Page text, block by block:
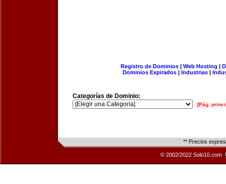
Registro de Dominios| Web Hosting |
Dominios Expirados | Industrias |
Categorías de Dominio:
[Pág.
** Precios
© 2002/2022 Solo10.com